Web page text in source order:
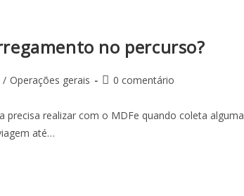
no percurso?
/ Operações gerais 0 comentário
realizar com o MDFe quando coleta alguma
até…